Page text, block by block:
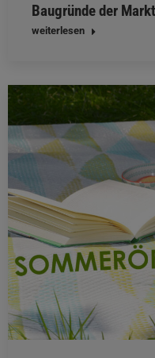
Baugründe der
weiterlesen